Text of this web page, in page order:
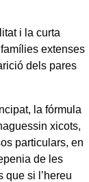
i la curta
extenses
dels pares
la fórmula
xicots,
particulars, en
de les
que si l’hereu